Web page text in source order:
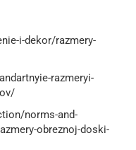
i-dekor/razmery-
razmeryi-
norms-and-
obreznoj-doski-